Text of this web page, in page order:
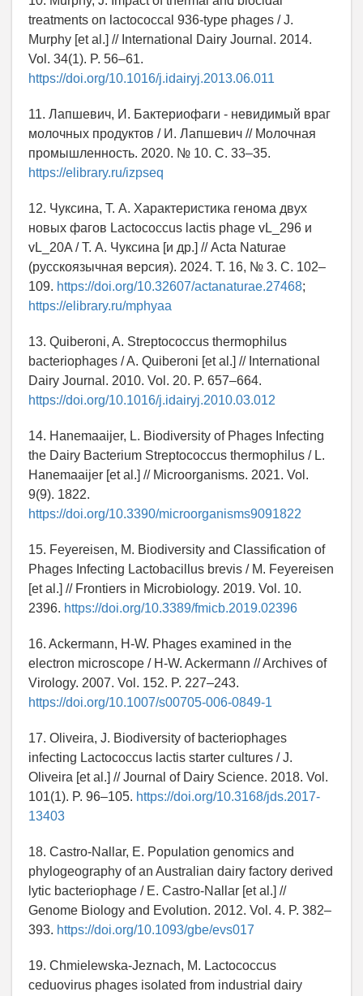
treatments on lactococcal 936-type phages / J.
Murphy [et al.] // International Dairy Journal. 2014.
Vol. 34(1). P. 56–61.
https://doi.org/10.1016/j.idairyj.2013.06.011
11. Лапшевич, И. Бактериофаги - невидимый враг
молочных продуктов / И. Лапшевич // Молочная
промышленность. 2020. № 10. С. 33–35.
https://elibrary.ru/izpseq
12. Чуксина, Т. А. Характеристика генома двух
новых фагов Lactococcus lactis phage vL_296 и
vL_20A / Т. А. Чуксина [и др.] // Acta Naturae
(русскоязычная версия). 2024. Т. 16, № 3. С. 102–
109. https://doi.org/10.32607/actanaturae.27468;
https://elibrary.ru/mphyaa
13. Quiberoni, A. Streptococcus thermophilus
bacteriophages / A. Quiberoni [et al.] // International
Dairy Journal. 2010. Vol. 20. P. 657–664.
https://doi.org/10.1016/j.idairyj.2010.03.012
14. Hanemaaijer, L. Biodiversity of Phages Infecting
the Dairy Bacterium Streptococcus thermophilus / L.
Hanemaaijer [et al.] // Microorganisms. 2021. Vol.
9(9). 1822.
https://doi.org/10.3390/microorganisms9091822
15. Feyereisen, M. Biodiversity and Classification of
Phages Infecting Lactobacillus brevis / M. Feyereisen
[et al.] // Frontiers in Microbiology. 2019. Vol. 10.
2396. https://doi.org/10.3389/fmicb.2019.02396
16. Ackermann, H-W. Phages examined in the
electron microscope / H-W. Ackermann // Archives of
Virology. 2007. Vol. 152. P. 227–243.
https://doi.org/10.1007/s00705-006-0849-1
17. Oliveira, J. Biodiversity of bacteriophages
infecting Lactococcus lactis starter cultures / J.
Oliveira [et al.] // Journal of Dairy Science. 2018. Vol.
101(1). P. 96–105. https://doi.org/10.3168/jds.2017-
13403
18. Castro-Nallar, E. Population genomics and
phylogeography of an Australian dairy factory derived
lytic bacteriophage / E. Castro-Nallar [et al.] //
Genome Biology and Evolution. 2012. Vol. 4. P. 382–
393. https://doi.org/10.1093/gbe/evs017
19. Chmielewska-Jeznach, M. Lactococcus
ceduovirus phages isolated from industrial dairy